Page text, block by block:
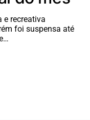
e recreativa
foi suspensa até